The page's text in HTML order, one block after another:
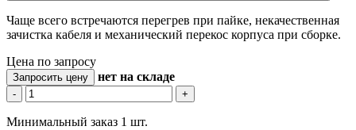
Чаще всего встречаются перегрев при пайке, некачественная
зачистка кабеля и механический перекос корпуса при сборке.
Цена по запросу
Запросить цену нет на складе
- +
Минимальный заказ 1 шт.